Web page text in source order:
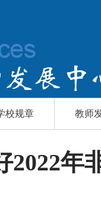
校规章 教师
2022年